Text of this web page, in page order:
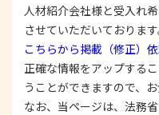
2. 安全対策の実施に
個人情報の正確性お
るため、情報セキュ
置を構築し、個人情
の漏洩、滅失または
ティの是正に努めま
人材紹介会社様と受入れ
させていただいております
こちらから掲載（修正）
正確な情報をアップする
うことができますので、
なお、当ページは、法務